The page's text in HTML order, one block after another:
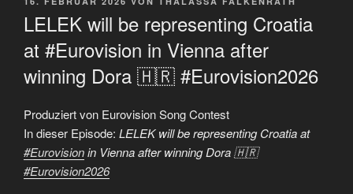
LELEK will be representing Croatia
at #Eurovision in Vienna after
winning Dora 🇭🇷 #Eurovision2026
Produziert von Eurovision Song Contest
In dieser Episode: LELEK will be representing Croatia at
#Eurovisionin Vienna after winning Dora 🇭🇷
#Eurovision2026